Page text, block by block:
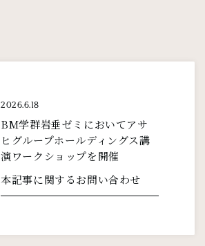
2026.6.18
BM学群岩垂ゼミにおいてアサ
ヒグループホールディングス講
演ワークショップを開催
本記事に関するお問い合わせ